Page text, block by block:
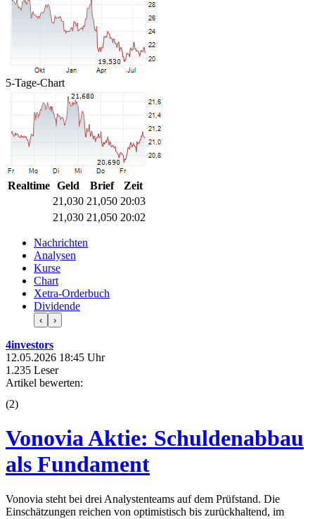
5-Tage-Chart
Realtime Geld Brief
Zeit
21,030 21,050 20:03
21,030 21,050 20:02
Nachrichten
Analysen
Kurse
Chart
Xetra-Orderbuch
Dividende
‹ ›
4investors
12.05.2026 18:45 Uhr
1.235 Leser
Artikel bewerten:
(2)
Vonovia Aktie: Schuldenabbau
als Fundament
Vonovia steht bei drei Analystenteams auf dem Prüfstand. Die
Einschätzungen reichen von optimistisch bis zurückhaltend, im